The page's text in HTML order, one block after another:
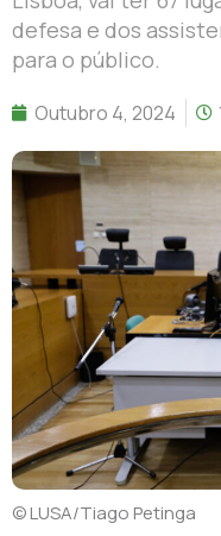
defesa e dos
para o público.
Outubro 4, 2024
© LUSA/Tiago Petinga